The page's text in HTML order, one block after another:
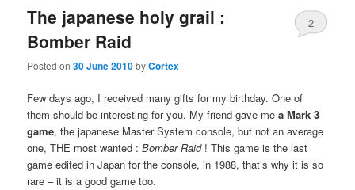
The japanese holy grail :
Bomber Raid
Posted on30 June 2010byCortex
2
Few days ago, I received many gifts for my birthday. One of
them should be interesting for you. My friend gave mea Mark 3
game, the japanese Master System console, but not an average
one, THE most wanted :Bomber Raid! This game is the last
game edited in Japan for the console, in 1988, that’s why it is so
rare – it is a good game too.